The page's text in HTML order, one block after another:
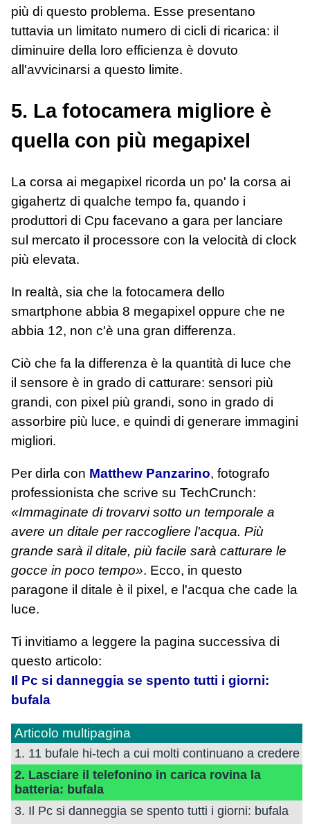
più di questo problema. Esse presentano
tuttavia un limitato numero di cicli di ricarica: il
diminuire della loro efficienza è dovuto
all'avvicinarsi a questo limite.
5. La fotocamera migliore è
quella con più megapixel
La corsa ai megapixel ricorda un po' la corsa ai
gigahertz di qualche tempo fa, quando i
produttori di Cpu facevano a gara per lanciare
sul mercato il processore con la velocità di clock
più elevata.
In realtà, sia che la fotocamera dello
smartphone abbia 8 megapixel oppure che ne
abbia 12, non c'è una gran differenza.
Ciò che fa la differenza è la quantità di luce che
il sensore è in grado di catturare: sensori più
grandi, con pixel più grandi, sono in grado di
assorbire più luce, e quindi di generare immagini
migliori.
Per dirla con Matthew Panzarino, fotografo
professionista che scrive su TechCrunch:
«Immaginate di trovarvi sotto un temporale a
avere un ditale per raccogliere l'acqua. Più
grande sarà il ditale, più facile sarà catturare le
gocce in poco tempo». Ecco, in questo
paragone il ditale è il pixel, e l'acqua che cade la
luce.
Ti invitiamo a leggere la pagina successiva di
questo articolo:
Il Pc si danneggia se spento tutti i giorni:
bufala
Articolo multipagina
1. 11 bufale hi-tech a cui molti continuano a credere
2. Lasciare il telefonino in carica rovina la
batteria: bufala
3. Il Pc si danneggia se spento tutti i giorni: bufala